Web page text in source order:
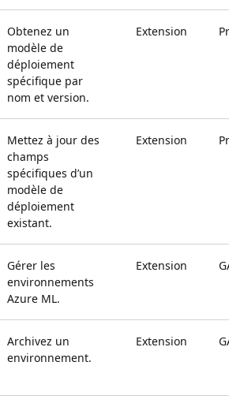
Obtenez un
modèle de
déploiement
spécifique par
nom et version.
Extension
Mettez à jour des
champs
spécifiques d’un
modèle de
déploiement
existant.
Extension
Gérer les
environnements
Azure ML.
Extension
Archivez un
environnement.
Extension